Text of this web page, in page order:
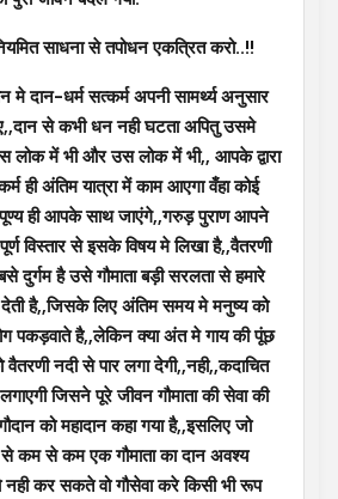
साधना से तपोधन एकत्रित करो..!!
मे दान-धर्म सत्कर्म अपनी सामर्थ्य अनुसार
से कभी धन नही घटता अपितु उसमे
लोक में भी और उस लोक में भी,, आपके द्वारा
ही अंतिम यात्रा में काम आएगा वँहा कोई
ही आपके साथ जाएंगे,,गरुड़ पुराण आपने
विस्तार से इसके विषय मे लिखा है,,वैतरणी
दुर्गम है उसे गौमाता बड़ी सरलता से हमारे
देती है,,जिसके लिए अंतिम समय मे मनुष्य को
पकड़वाते है,,लेकिन क्या अंत मे गाय की पूंछ
नदी से पार लगा देगी,,नही,,कदाचित
जिसने पूरे जीवन गौमाता की सेवा की
को महादान कहा गया है,,इसलिए जो
कम से कम एक गौमाता का दान अवश्य
नही कर सकते वो गौसेवा करे किसी भी रूप